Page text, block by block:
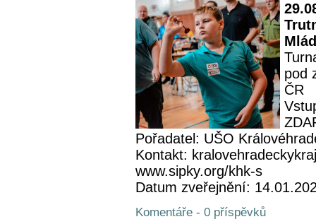
pod
ČR
Pořadatel: UŠO
Kontakt:
www.sipky.org/khk-s
Datum zveřejnění:
Komentáře - 0 příspěvků